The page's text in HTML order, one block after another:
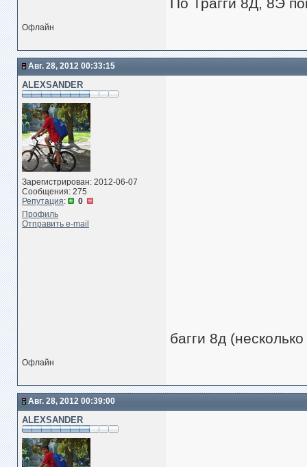
Офлайн
Авг. 28, 2012 00:33:15
ALEXSANDER
Зарегистрирован: 2012-06-07
Сообщения: 275
Репутация:
0
Профиль
Отправить e-mail
багги 8д
Офлайн
Авг. 28, 2012 00:39:00
ALEXSANDER